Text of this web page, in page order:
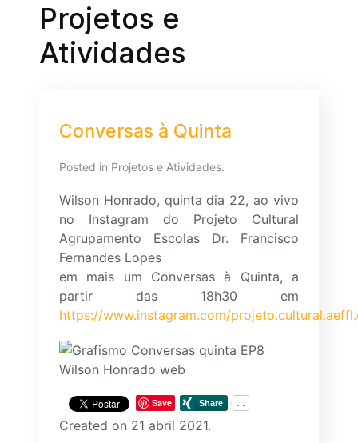
Projetos e
Atividades
Conversas à Quinta
Posted in Projetos e Atividades.
Wilson Honrado, quinta dia 22, ao vivo
no Instagram do Projeto Cultural
Agrupamento Escolas Dr. Francisco
Fernandes Lopes
em mais um Conversas à Quinta, a
partir das 18h30 em
https://www.instagram.com/
Save
Created on 21 abril 2021.